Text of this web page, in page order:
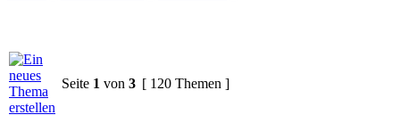
Seite 1 von 3 [ 120 Themen ]